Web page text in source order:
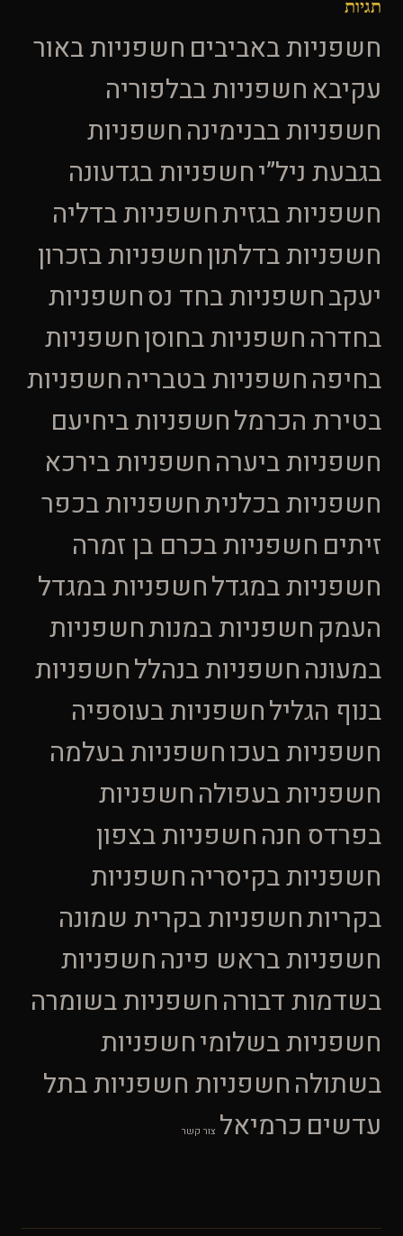
תגיות
חשפניות באביבים חשפניות באור
עקיבאחשפניות בבלפוריה
חשפניות בבנימינהחשפניות
בגבעת ניל”יחשפניות בגדעונה
חשפניות בגזיתחשפניות בדליה
חשפניות בדלתוןחשפניות בזכרון
יעקבחשפניות בחד נסחשפניות
בחדרהחשפניות בחוסןחשפניות
בחיפהחשפניות בטבריהחשפניות
בטירת הכרמלחשפניות ביחיעם
חשפניות ביערהחשפניות בירכא
חשפניות בכלניתחשפניות בכפר
זיתים חשפניות בכרם בן זמרה
חשפניות במגדלחשפניות במגדל
העמקחשפניות במנותחשפניות
במעונהחשפניות בנהללחשפניות
בנוף הגלילחשפניות בעוספיה
חשפניות בעכוחשפניות בעלמה
חשפניות בעפולהחשפניות
בפרדס חנהחשפניות בצפון
חשפניות בקיסריהחשפניות
בקריותחשפניות בקרית שמונה
חשפניות בראש פינהחשפניות
בשדמות דבורהחשפניות בשומרה
חשפניות בשלומיחשפניות
בשתולהחשפניות חשפניות בתל
עדשים כרמיאל צור קשר